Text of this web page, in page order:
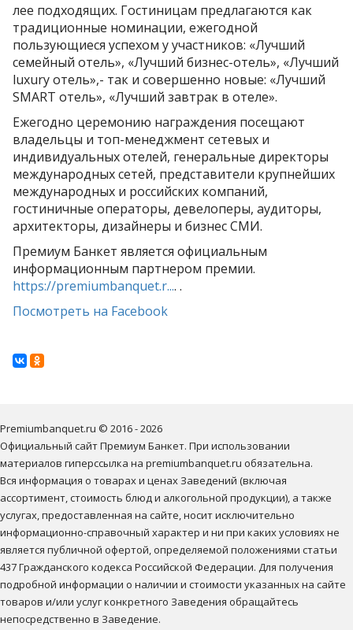
лее подходящих. Гостиницам предлагаются как
традиционные номинации, ежегодной
пользующиеся успехом у участников: «Лучший
семейный отель», «Лучший бизнес-отель», «Лучший
luxury отель»,- так и совершенно новые: «Лучший
SMART отель», «Лучший завтрак в отеле».
Ежегодно церемонию награждения посещают
владельцы и топ-менеджмент сетевых и
индивидуальных отелей, генеральные директоры
международных сетей, представители крупнейших
международных и российских компаний,
гостиничные операторы, девелоперы, аудиторы,
архитекторы, дизайнеры и бизнес СМИ.
Премиум Банкет является официальным
информационным партнером премии.
https://premiumbanquet.r.... .
Посмотреть на Facebook
Premiumbanquet.ru © 2016 - 2026
Официальный сайт Премиум Банкет. При использовании
материалов гиперссылка на premiumbanquet.ru обязательна.
Вся информация о товарах и ценах Заведений (включая
ассортимент, стоимость блюд и алкогольной продукции), а также
услугах, предоставленная на сайте, носит исключительно
информационно-справочный характер и ни при каких условиях не
является публичной офертой, определяемой положениями статьи
437 Гражданского кодекса Российской Федерации. Для получения
подробной информации о наличии и стоимости указанных на сайте
товаров и/или услуг конкретного Заведения обращайтесь
непосредственно в Заведение.